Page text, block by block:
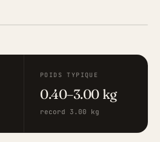
POIDS TYPIQUE
0.40–3.00 kg
record 3.00 kg